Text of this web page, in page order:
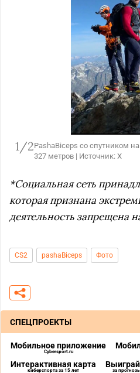
1/2PashaBiceps со спутником
327 метров | Источник: X
*Социальная сеть
которая признана
деятельность запрещена
CS2 pashaBiceps Фото
СПЕЦПРОЕКТЫ
Мобильное приложение
Cybersport.ru
Интерактивная карта
киберспорта за 15 лет за